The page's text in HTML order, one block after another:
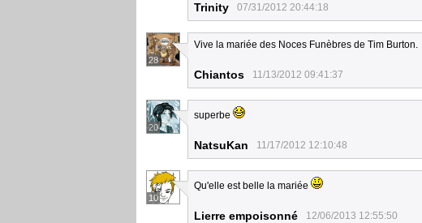
Trinity 07/31/2012 20:44:18
28
Vive la mariée des Noces Funèbres de Tim Burton.
Chiantos 11/13/2012 09:41:37
20
superbe
NatsuKan 11/17/2012 12:10:48
10
Qu'elle est belle la mariée
Lierre empoisonné 12/06/2013 12:55:50